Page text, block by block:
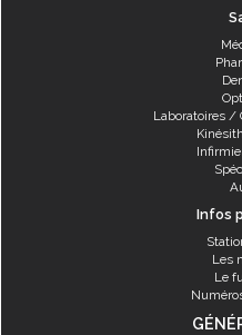
Laboratoires /
Infos
Les
Le